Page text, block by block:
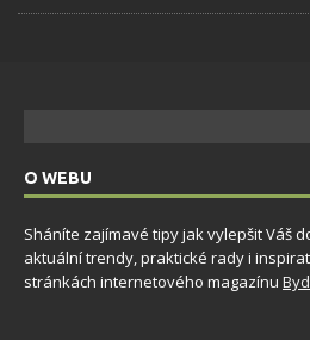
O WEBU
Sháníte zajímavé tipy jak vylepšit Váš
aktuální trendy, praktické rady i
stránkách internetového magazínu